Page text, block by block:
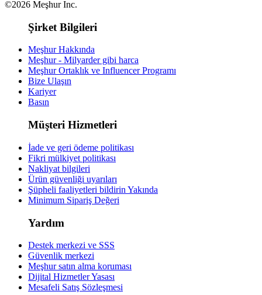
©2026 Meşhur Inc.
Şirket Bilgileri
Meşhur Hakkında
Meşhur - Milyarder gibi harca
Meşhur Ortaklık ve Influencer Programı
Bize Ulaşın
Kariyer
Basın
Müşteri Hizmetleri
İade ve geri ödeme politikası
Fikri mülkiyet politikası
Nakliyat bilgileri
Ürün güvenliği uyarıları
Şüpheli faaliyetleri bildirin Yakında
Minimum Sipariş Değeri
Yardım
Destek merkezi ve SSS
Güvenlik merkezi
Meşhur satın alma koruması
Dijital Hizmetler Yasası
Mesafeli Satış Sözleşmesi